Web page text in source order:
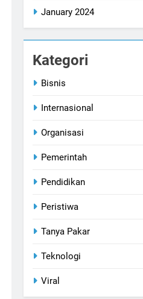
January 2024
Kategori
Bisnis
Internasional
Organisasi
Pemerintah
Pendidikan
Peristiwa
Tanya Pakar
Teknologi
Viral